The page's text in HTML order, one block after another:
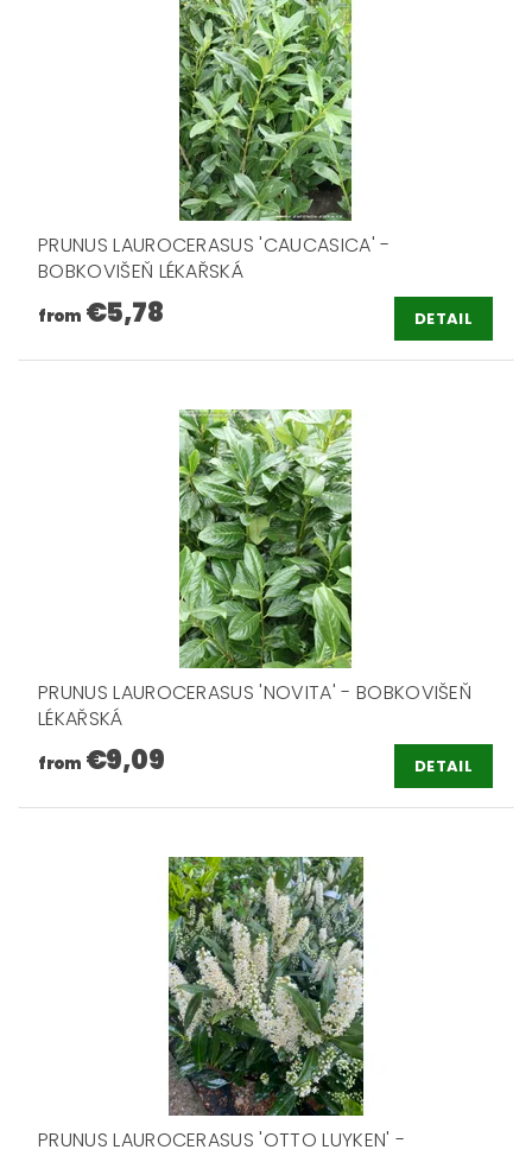
PRUNUS LAUROCERASUS 'CAUCASICA' -
BOBKOVIŠEŇ LÉKAŘSKÁ
from €5,78 DETAIL
PRUNUS LAUROCERASUS 'NOVITA' - BOBKOVIŠEŇ
LÉKAŘSKÁ
from €9,09 DETAIL
PRUNUS LAUROCERASUS 'OTTO LUYKEN' -